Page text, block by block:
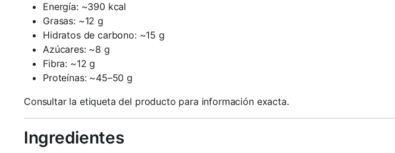
Energía: ~390 kcal
Grasas: ~12 g
Hidratos de carbono: ~15 g
Azúcares: ~8 g
Fibra: ~12 g
Proteínas: ~45–50 g
Consultar la etiqueta del producto para información exacta.
Ingredientes